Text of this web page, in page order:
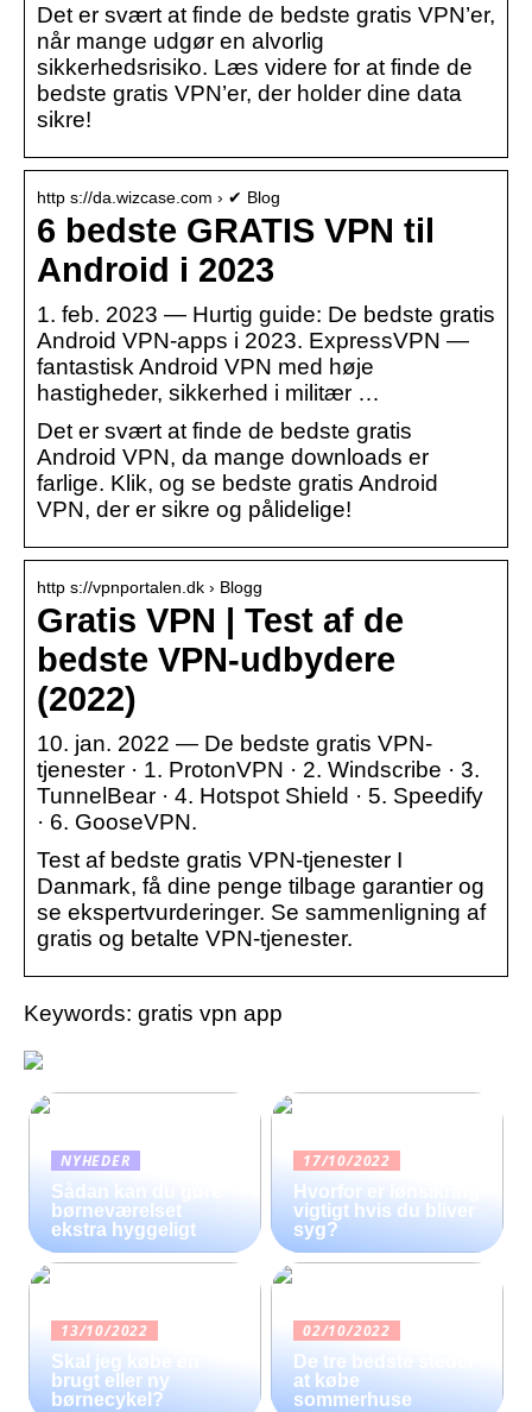
Det er svært at finde de bedste gratis VPN’er,
når mange udgør en alvorlig
sikkerhedsrisiko. Læs videre for at finde de
bedste gratis VPN’er, der holder dine data
sikre!
http s://da.wizcase.com › ✔ Blog
6 bedste GRATIS VPN til
Android i 2023
1. feb. 2023 — Hurtig guide: De bedste gratis
Android VPN-apps i 2023. ExpressVPN —
fantastisk Android VPN med høje
hastigheder, sikkerhed i militær …
Det er svært at finde de bedste gratis
Android VPN, da mange downloads er
farlige. Klik, og se bedste gratis Android
VPN, der er sikre og pålidelige!
http s://vpnportalen.dk › Blogg
Gratis VPN | Test af de
bedste VPN-udbydere
(2022)
10. jan. 2022 — De bedste gratis VPN-
tjenester · 1. ProtonVPN · 2. Windscribe · 3.
TunnelBear · 4. Hotspot Shield · 5. Speedify
· 6. GooseVPN.
Test af bedste gratis VPN-tjenester I
Danmark, få dine penge tilbage garantier og
se ekspertvurderinger. Se sammenligning af
gratis og betalte VPN-tjenester.
Keywords: gratis vpn app
NYHEDER
Sådan kan du gøre
børneværelset
ekstra hyggeligt
17/10/2022
Hvorfor er lønsikring
vigtigt hvis du bliver
syg?
13/10/2022
Skal jeg købe en
brugt eller ny
børnecykel?
02/10/2022
De tre bedste steder
at købe
sommerhuse